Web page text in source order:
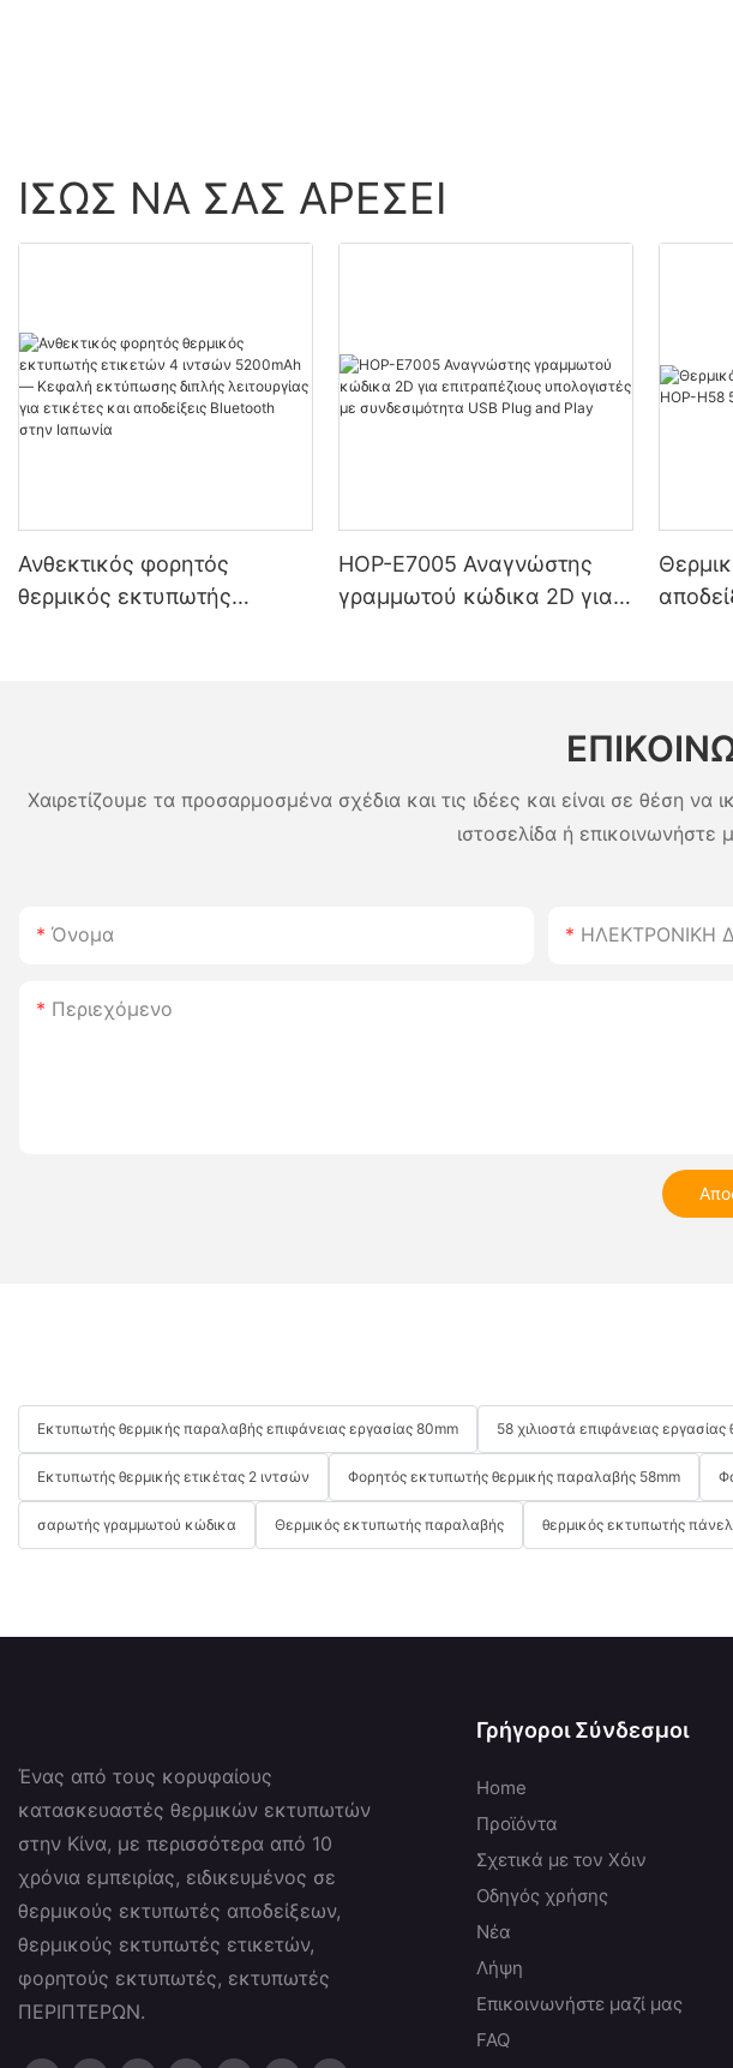
ΊΣΩΣ ΝΑ ΣΑΣ ΑΡΈΣΕΙ
Ανθεκτικός φορητός
θερμικός εκτυπωτής
Ιαπωνία
HOP-E7005 Αναγνώστης
γραμμωτού κώδικα 2D για
Χαιρετίζουμε τα προσαρμοσμένα σχέδια και τις ιδέες και είναι σε θέση να
ιστοσελίδα ή επικοινωνήστε
Όνομα ΗΛΕΚΤΡΟΝΙΚΗ
Περιεχόμενο
Εκτυπωτής θερμικής παραλαβής επιφάνειας εργασίας 80mm 58 χιλιοστά επιφάνειας
Εκτυπωτής θερμικής ετικέτας 2 ιντσών Φορητός εκτυπωτής θερμικής παραλαβής 58mm
σαρωτής γραμμωτού κώδικα Θερμικός εκτυπωτής παραλαβής θερμικός εκτυπωτής πάνελ
Ένας από τους κορυφαίους
κατασκευαστές θερμικών εκτυπωτών
στην Κίνα, με περισσότερα από 10
χρόνια εμπειρίας, ειδικευμένος σε
θερμικούς εκτυπωτές αποδείξεων,
θερμικούς εκτυπωτές ετικετών,
φορητούς εκτυπωτές, εκτυπωτές
ΠΕΡΙΠΤΕΡΩΝ.
Γρήγοροι Σύνδεσμοι
Home
Προϊόντα
Σχετικά με τον Χόιν
Οδηγός χρήσης
Νέα
Λήψη
Επικοινωνήστε μαζί μας
FAQ